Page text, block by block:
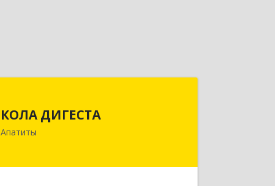
КОЛА ДИГЕСТА
Апатиты
184209, Мурманская обл, Апатиты г,
Подробнее